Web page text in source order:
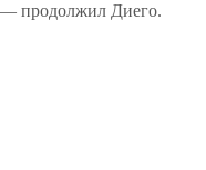
— продолжил Диего.